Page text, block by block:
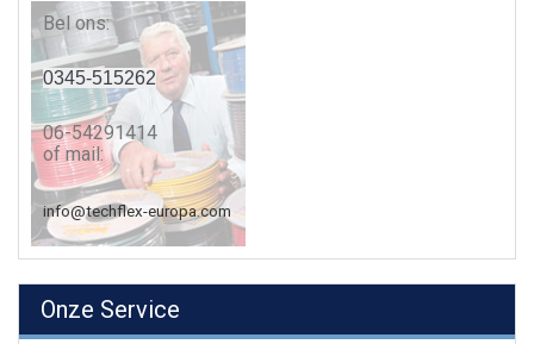
Bel ons:
0345-515262
06-54291414
of mail:
info@techflex-europa.com
Onze Service